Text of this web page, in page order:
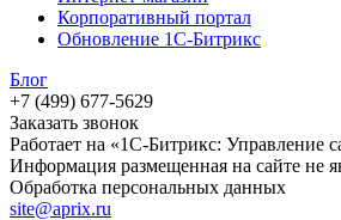
Корпоративный портал
Обновление 1С-Битрикс
Блог
+7 (499) 677-5629
Заказать звонок
Работает на «1С-Битрикс: Управление
Информация размещенная на сайте не
Обработка персональных данных
site@aprix.ru